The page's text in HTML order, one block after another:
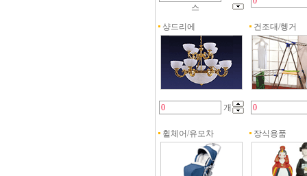
스
샹드리에
건조대/헹거
개
휠체어/유모차 장식용품